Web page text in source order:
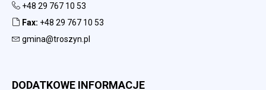
+48 29 767 10 53
Fax: +48 29 767 10 53
gmina@troszyn.pl
DODATKOWE INFORMACJE